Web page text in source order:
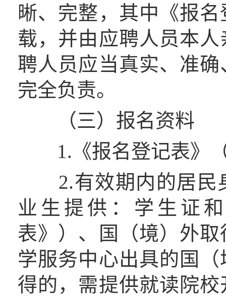
晰、完整，其中《报
载，并由应聘人员本
聘人员应当真实、准
完全负责。
（三）报名资料
1.《报名登记表》
2.有效期内的居民
业生提供：学生证
表》）、国（境）外
学服务中心出具的国
得的，需提供就读院